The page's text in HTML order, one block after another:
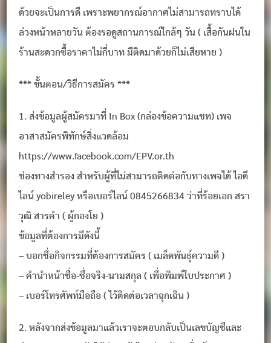
ด้วยจะเป็นการดี เพราะพยากรณ์อากาศไม่สามารถทราบได้
ล่วงหน้าหลายวัน ต้องรอดูสถานการณ์ใกล้ๆ วัน ( เสื้อกันฝนใน
ร้านสะดวกซื้อราคาไม่กี่บาท มีติดมาด้วยก็ไม่เสียหาย )
*** ขั้นตอน/วิธีการสมัคร ***
1. ส่งข้อมูลผู้สมัครมาที่ In Box (กล่องข้อความแชท) เพจ
อาสาสมัครพิทักษ์สิ่งแวดล้อม
https://www.facebook.com/EPV.or.th
ช่องทางสำรอง สำหรับผู้ที่ไม่สามารถติดต่อกับทางเพจได้ ไอดี
ไลน์ yobireley หรือเบอร์ไลน์ 0845266834 ว่าที่ร้อยเอก สรา
วุฒิ สารคำ ( ผู้กองโย )
ข้อมูลที่ต้องการมีดังนี้
– บอกชื่อกิจกรรมที่ต้องการสมัคร ( เมล็ดพันธุ์ความดี )
– คำนำหน้าชื่อ-ชื่อจริง-นามสกุล ( เพื่อพิมพ์ใบประกาศ )
– เบอร์โทรศัพท์มือถือ ( ไว้ติดต่อเวลาฉุกเฉิน )
2. หลังจากส่งข้อมูลมาแล้วเราจะตอบกลับเป็นเลขบัญชีและ